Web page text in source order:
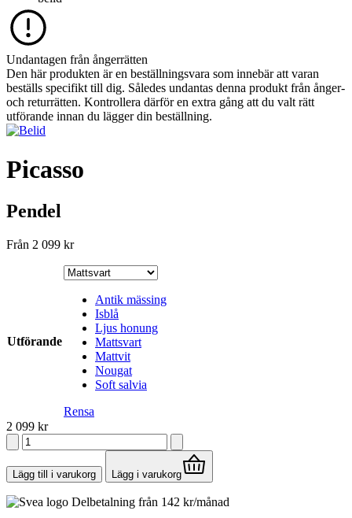
Undantagen från ångerrätten
Den här produkten är en beställningsvara som innebär att varan
beställs specifikt till dig. Således undantas denna produkt från ånger-
och returrätten. Kontrollera därför en extra gång att du valt rätt
utförande innan du lägger din beställning.
Picasso
Pendel
Från 2 099 kr
Utförande
Antik mässing
Isblå
Ljus honung
Mattsvart
Mattvit
Nougat
Soft salvia
Rensa
2 099 kr
Picasso
mängd
Lägg till i varukorg Lägg i varukorg
Delbetalning från 142 kr/månad